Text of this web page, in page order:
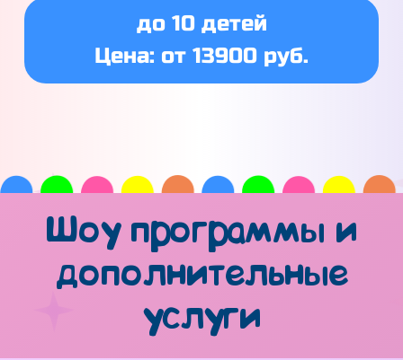
до 10 детей
Цена: от 13900 руб.
Шоу программы и
дополнительные
услуги